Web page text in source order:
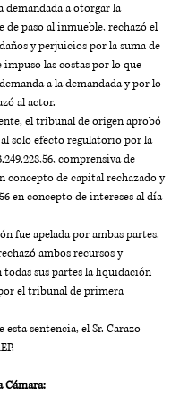
demandada a otorgar la
de paso al inmueble, rechazó el
y perjuicios por la suma de
impuso las costas por lo que
a la demandada y por lo
al actor.
el tribunal de origen aprobó
solo efecto regulatorio por la
comprensiva de
concepto de capital rechazado y
en concepto de intereses al día
fue apelada por ambas partes.
ambos recursos y
sus partes la liquidación
el tribunal de primera
esta sentencia, el Sr. Carazo
Cámara: